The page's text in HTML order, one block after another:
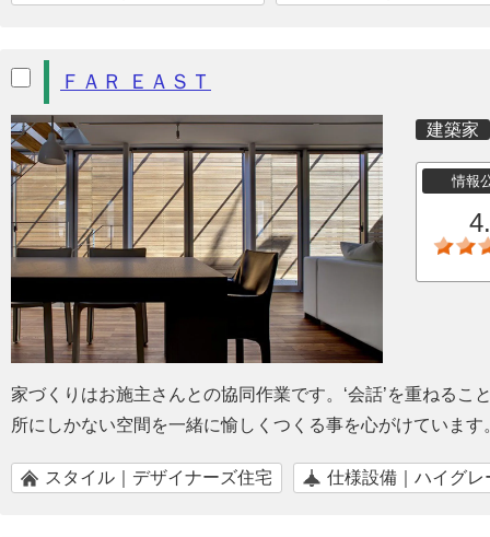
ＦＡＲ ＥＡＳＴ
建築家
情報
家づくりはお施主さんとの協同作業です。‘会話’を重ねる
所にしかない空間を一緒に愉しくつくる事を心がけています
スタイル｜デザイナーズ住宅 仕様設備｜ハイグレ